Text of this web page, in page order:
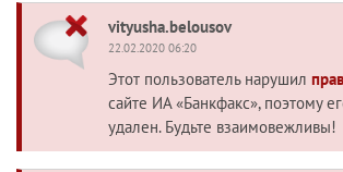
vityusha.belousov
22.02.2020 06:20
Этот пользователь нарушил
сайте ИА «Банкфакс», поэтому
удален. Будьте взаимовежливы!